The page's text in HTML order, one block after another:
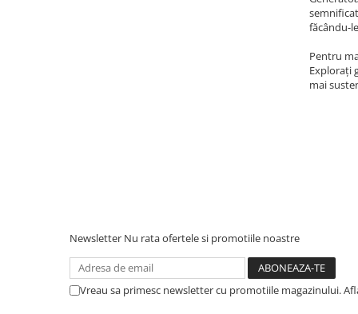
Anemometre
Clampmetre
făcându-
Pentru
Explorați
mai
Newsletter Nu rata ofertele si promotiile noastre
Vreau sa primesc newsletter cu promotiile magazinului.